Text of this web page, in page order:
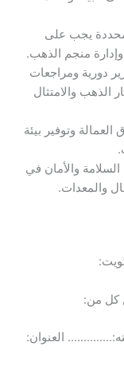
محددة يجب على
وإدارة منجم الذهب.
دورية ومراجعات
الذهب والامتثال
وتوفير بيئة
والأمان في
والمعدات.
العنوان: